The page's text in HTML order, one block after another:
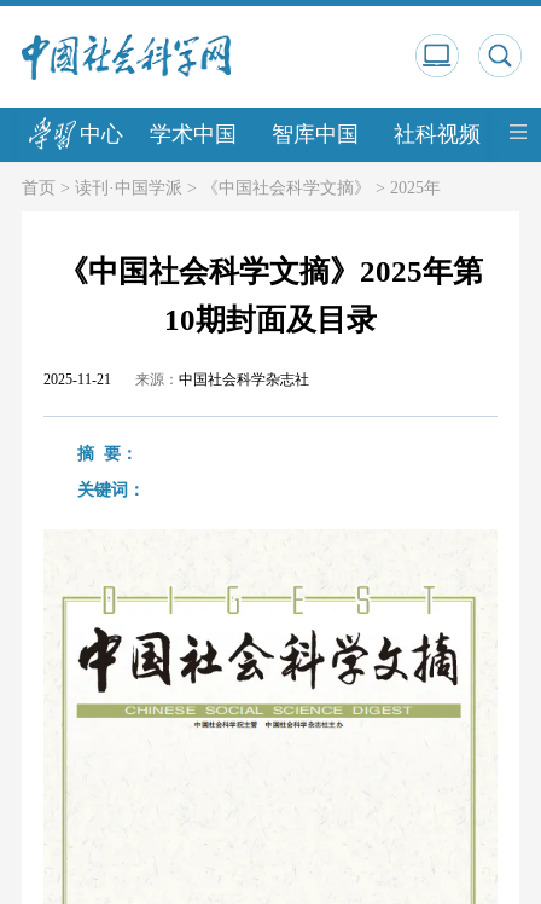
中心 学术中国 智库中国 社科视频 中
首页> 读刊·中国学派 > 《中国社会科学文摘》 > 2025年
《中国社会科学文摘》2025年第
10期封面及目录
2025-11-21 来源： 中国社会科学杂志社
摘 要：
关键词：